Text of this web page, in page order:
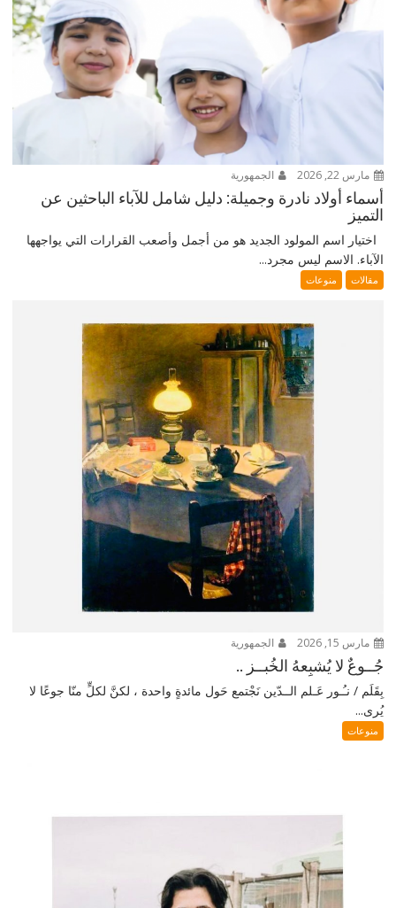
مارس 22, 2026 الجمهورية
أسماء أولاد نادرة وجميلة: دليل شامل للآباء الباحثين عن
التميز
اختيار اسم المولود الجديد هو من أجمل وأصعب القرارات التي يواجهها
الآباء. الاسم ليس مجرد...
مقالات منوعات
مارس 15, 2026 الجمهورية
جُــوعٌ لا يُشبِعهُ الخُبــز ..
بِقَلَم / نـُـور عَـلم الــدّين نَجْتمع حَول مائدةٍ واحدة ، لكنَّ لكلٍّ منّا جوعًا لا
يُرى...
منوعات